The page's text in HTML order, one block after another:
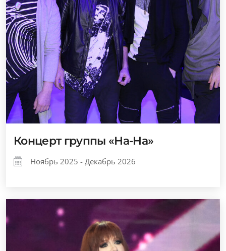
Концерт группы «На-На»
Ноябрь 2025 - Декабрь 2026